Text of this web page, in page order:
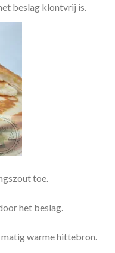
beslag klontvrij is.
toe.
het beslag.
warme hittebron.